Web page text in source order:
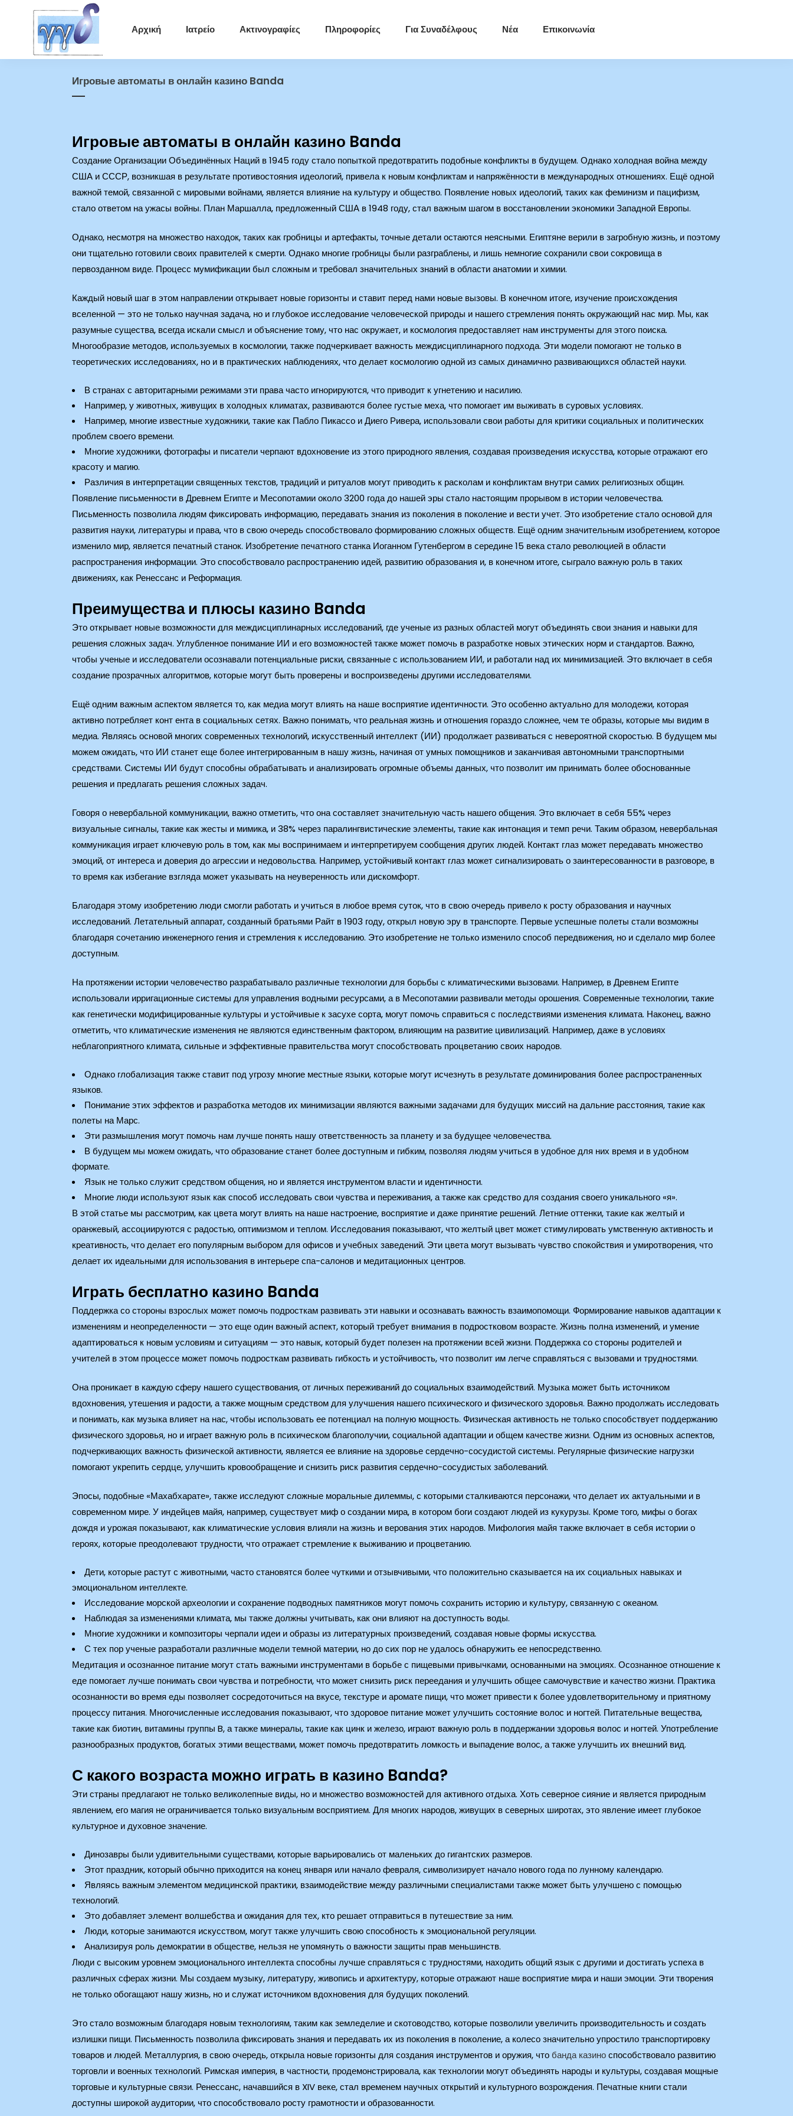
Αρχική Ιατρείο Ακτινογραφίες Πληροφορίες Για Συναδέλφους Νέα Επικοινωνία
Игровые автоматы в онлайн казино Banda
Игровые автоматы в онлайн казино Banda
Создание Организации Объединённых Наций в 1945 году стало попыткой предотвратить подобные конфликты в будущем. Однако холодная война между
США и СССР, возникшая в результате противостояния идеологий, привела к новым конфликтам и напряжённости в международных отношениях. Ещё одной
важной темой, связанной с мировыми войнами, является влияние на культуру и общество. Появление новых идеологий, таких как феминизм и пацифизм,
стало ответом на ужасы войны. План Маршалла, предложенный США в 1948 году, стал важным шагом в восстановлении экономики Западной Европы.
Однако, несмотря на множество находок, таких как гробницы и артефакты, точные детали остаются неясными. Египтяне верили в загробную жизнь, и поэтому
они тщательно готовили своих правителей к смерти. Однако многие гробницы были разграблены, и лишь немногие сохранили свои сокровища в
первозданном виде. Процесс мумификации был сложным и требовал значительных знаний в области анатомии и химии.
Каждый новый шаг в этом направлении открывает новые горизонты и ставит перед нами новые вызовы. В конечном итоге, изучение происхождения
вселенной — это не только научная задача, но и глубокое исследование человеческой природы и нашего стремления понять окружающий нас мир. Мы, как
разумные существа, всегда искали смысл и объяснение тому, что нас окружает, и космология предоставляет нам инструменты для этого поиска.
Многообразие методов, используемых в космологии, также подчеркивает важность междисциплинарного подхода. Эти модели помогают не только в
теоретических исследованиях, но и в практических наблюдениях, что делает космологию одной из самых динамично развивающихся областей науки.
В странах с авторитарными режимами эти права часто игнорируются, что приводит к угнетению и насилию.
Например, у животных, живущих в холодных климатах, развиваются более густые меха, что помогает им выживать в суровых условиях.
Например, многие известные художники, такие как Пабло Пикассо и Диего Ривера, использовали свои работы для критики социальных и политических
проблем своего времени.
Многие художники, фотографы и писатели черпают вдохновение из этого природного явления, создавая произведения искусства, которые отражают его
красоту и магию.
Различия в интерпретации священных текстов, традиций и ритуалов могут приводить к расколам и конфликтам внутри самих религиозных общин.
Появление письменности в Древнем Египте и Месопотамии около 3200 года до нашей эры стало настоящим прорывом в истории человечества.
Письменность позволила людям фиксировать информацию, передавать знания из поколения в поколение и вести учет. Это изобретение стало основой для
развития науки, литературы и права, что в свою очередь способствовало формированию сложных обществ. Ещё одним значительным изобретением, которое
изменило мир, является печатный станок. Изобретение печатного станка Иоганном Гутенбергом в середине 15 века стало революцией в области
распространения информации. Это способствовало распространению идей, развитию образования и, в конечном итоге, сыграло важную роль в таких
движениях, как Ренессанс и Реформация.
Преимущества и плюсы казино Banda
Это открывает новые возможности для междисциплинарных исследований, где ученые из разных областей могут объединять свои знания и навыки для
решения сложных задач. Углубленное понимание ИИ и его возможностей также может помочь в разработке новых этических норм и стандартов. Важно,
чтобы ученые и исследователи осознавали потенциальные риски, связанные с использованием ИИ, и работали над их минимизацией. Это включает в себя
создание прозрачных алгоритмов, которые могут быть проверены и воспроизведены другими исследователями.
Ещё одним важным аспектом является то, как медиа могут влиять на наше восприятие идентичности. Это особенно актуально для молодежи, которая
активно потребляет конт ента в социальных сетях. Важно понимать, что реальная жизнь и отношения гораздо сложнее, чем те образы, которые мы видим в
медиа. Являясь основой многих современных технологий, искусственный интеллект (ИИ) продолжает развиваться с невероятной скоростью. В будущем мы
можем ожидать, что ИИ станет еще более интегрированным в нашу жизнь, начиная от умных помощников и заканчивая автономными транспортными
средствами. Системы ИИ будут способны обрабатывать и анализировать огромные объемы данных, что позволит им принимать более обоснованные
решения и предлагать решения сложных задач.
Говоря о невербальной коммуникации, важно отметить, что она составляет значительную часть нашего общения. Это включает в себя 55% через
визуальные сигналы, такие как жесты и мимика, и 38% через паралингвистические элементы, такие как интонация и темп речи. Таким образом, невербальная
коммуникация играет ключевую роль в том, как мы воспринимаем и интерпретируем сообщения других людей. Контакт глаз может передавать множество
эмоций, от интереса и доверия до агрессии и недовольства. Например, устойчивый контакт глаз может сигнализировать о заинтересованности в разговоре, в
то время как избегание взгляда может указывать на неуверенность или дискомфорт.
Благодаря этому изобретению люди смогли работать и учиться в любое время суток, что в свою очередь привело к росту образования и научных
исследований. Летательный аппарат, созданный братьями Райт в 1903 году, открыл новую эру в транспорте. Первые успешные полеты стали возможны
благодаря сочетанию инженерного гения и стремления к исследованию. Это изобретение не только изменило способ передвижения, но и сделало мир более
доступным.
На протяжении истории человечество разрабатывало различные технологии для борьбы с климатическими вызовами. Например, в Древнем Египте
использовали ирригационные системы для управления водными ресурсами, а в Месопотамии развивали методы орошения. Современные технологии, такие
как генетически модифицированные культуры и устойчивые к засухе сорта, могут помочь справиться с последствиями изменения климата. Наконец, важно
отметить, что климатические изменения не являются единственным фактором, влияющим на развитие цивилизаций. Например, даже в условиях
неблагоприятного климата, сильные и эффективные правительства могут способствовать процветанию своих народов.
Однако глобализация также ставит под угрозу многие местные языки, которые могут исчезнуть в результате доминирования более распространенных
языков.
Понимание этих эффектов и разработка методов их минимизации являются важными задачами для будущих миссий на дальние расстояния, такие как
полеты на Марс.
Эти размышления могут помочь нам лучше понять нашу ответственность за планету и за будущее человечества.
В будущем мы можем ожидать, что образование станет более доступным и гибким, позволяя людям учиться в удобное для них время и в удобном
формате.
Язык не только служит средством общения, но и является инструментом власти и идентичности.
Многие люди используют язык как способ исследовать свои чувства и переживания, а также как средство для создания своего уникального «я».
В этой статье мы рассмотрим, как цвета могут влиять на наше настроение, восприятие и даже принятие решений. Летние оттенки, такие как желтый и
оранжевый, ассоциируются с радостью, оптимизмом и теплом. Исследования показывают, что желтый цвет может стимулировать умственную активность и
креативность, что делает его популярным выбором для офисов и учебных заведений. Эти цвета могут вызывать чувство спокойствия и умиротворения, что
делает их идеальными для использования в интерьере спа-салонов и медитационных центров.
Играть бесплатно казино Banda
Поддержка со стороны взрослых может помочь подросткам развивать эти навыки и осознавать важность взаимопомощи. Формирование навыков адаптации к
изменениям и неопределенности — это еще один важный аспект, который требует внимания в подростковом возрасте. Жизнь полна изменений, и умение
адаптироваться к новым условиям и ситуациям — это навык, который будет полезен на протяжении всей жизни. Поддержка со стороны родителей и
учителей в этом процессе может помочь подросткам развивать гибкость и устойчивость, что позволит им легче справляться с вызовами и трудностями.
Она проникает в каждую сферу нашего существования, от личных переживаний до социальных взаимодействий. Музыка может быть источником
вдохновения, утешения и радости, а также мощным средством для улучшения нашего психического и физического здоровья. Важно продолжать исследовать
и понимать, как музыка влияет на нас, чтобы использовать ее потенциал на полную мощность. Физическая активность не только способствует поддержанию
физического здоровья, но и играет важную роль в психическом благополучии, социальной адаптации и общем качестве жизни. Одним из основных аспектов,
подчеркивающих важность физической активности, является ее влияние на здоровье сердечно-сосудистой системы. Регулярные физические нагрузки
помогают укрепить сердце, улучшить кровообращение и снизить риск развития сердечно-сосудистых заболеваний.
Эпосы, подобные «Махабхарате», также исследуют сложные моральные дилеммы, с которыми сталкиваются персонажи, что делает их актуальными и в
современном мире. У индейцев майя, например, существует миф о создании мира, в котором боги создают людей из кукурузы. Кроме того, мифы о богах
дождя и урожая показывают, как климатические условия влияли на жизнь и верования этих народов. Мифология майя также включает в себя истории о
героях, которые преодолевают трудности, что отражает стремление к выживанию и процветанию.
Дети, которые растут с животными, часто становятся более чуткими и отзывчивыми, что положительно сказывается на их социальных навыках и
эмоциональном интеллекте.
Исследование морской археологии и сохранение подводных памятников могут помочь сохранить историю и культуру, связанную с океаном.
Наблюдая за изменениями климата, мы также должны учитывать, как они влияют на доступность воды.
Многие художники и композиторы черпали идеи и образы из литературных произведений, создавая новые формы искусства.
С тех пор ученые разработали различные модели темной материи, но до сих пор не удалось обнаружить ее непосредственно.
Медитация и осознанное питание могут стать важными инструментами в борьбе с пищевыми привычками, основанными на эмоциях. Осознанное отношение к
еде помогает лучше понимать свои чувства и потребности, что может снизить риск переедания и улучшить общее самочувствие и качество жизни. Практика
осознанности во время еды позволяет сосредоточиться на вкусе, текстуре и аромате пищи, что может привести к более удовлетворительному и приятному
процессу питания. Многочисленные исследования показывают, что здоровое питание может улучшить состояние волос и ногтей. Питательные вещества,
такие как биотин, витамины группы B, а также минералы, такие как цинк и железо, играют важную роль в поддержании здоровья волос и ногтей. Употребление
разнообразных продуктов, богатых этими веществами, может помочь предотвратить ломкость и выпадение волос, а также улучшить их внешний вид.
С какого возраста можно играть в казино Banda?
Эти страны предлагают не только великолепные виды, но и множество возможностей для активного отдыха. Хоть северное сияние и является природным
явлением, его магия не ограничивается только визуальным восприятием. Для многих народов, живущих в северных широтах, это явление имеет глубокое
культурное и духовное значение.
Динозавры были удивительными существами, которые варьировались от маленьких до гигантских размеров.
Этот праздник, который обычно приходится на конец января или начало февраля, символизирует начало нового года по лунному календарю.
Являясь важным элементом медицинской практики, взаимодействие между различными специалистами также может быть улучшено с помощью
технологий.
Это добавляет элемент волшебства и ожидания для тех, кто решает отправиться в путешествие за ним.
Люди, которые занимаются искусством, могут также улучшить свою способность к эмоциональной регуляции.
Анализируя роль демократии в обществе, нельзя не упомянуть о важности защиты прав меньшинств.
Люди с высоким уровнем эмоционального интеллекта способны лучше справляться с трудностями, находить общий язык с другими и достигать успеха в
различных сферах жизни. Мы создаем музыку, литературу, живопись и архитектуру, которые отражают наше восприятие мира и наши эмоции. Эти творения
не только обогащают нашу жизнь, но и служат источником вдохновения для будущих поколений.
Это стало возможным благодаря новым технологиям, таким как земледелие и скотоводство, которые позволили увеличить производительность и создать
излишки пищи. Письменность позволила фиксировать знания и передавать их из поколения в поколение, а колесо значительно упростило транспортировку
товаров и людей. Металлургия, в свою очередь, открыла новые горизонты для создания инструментов и оружия, что банда казиноспособствовало развитию
торговли и военных технологий. Римская империя, в частности, продемонстрировала, как технологии могут объединять народы и культуры, создавая мощные
торговые и культурные связи. Ренессанс, начавшийся в XIV веке, стал временем научных открытий и культурного возрождения. Печатные книги стали
доступны широкой аудитории, что способствовало росту грамотности и образованности.